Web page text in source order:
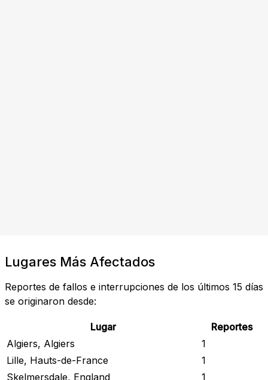
Lugares Más Afectados
Reportes de fallos e interrupciones de los últimos 15 días
se originaron desde:
Lugar
Reportes
Algiers, Algiers
1
Lille, Hauts-de-France
1
Skelmersdale, England
1